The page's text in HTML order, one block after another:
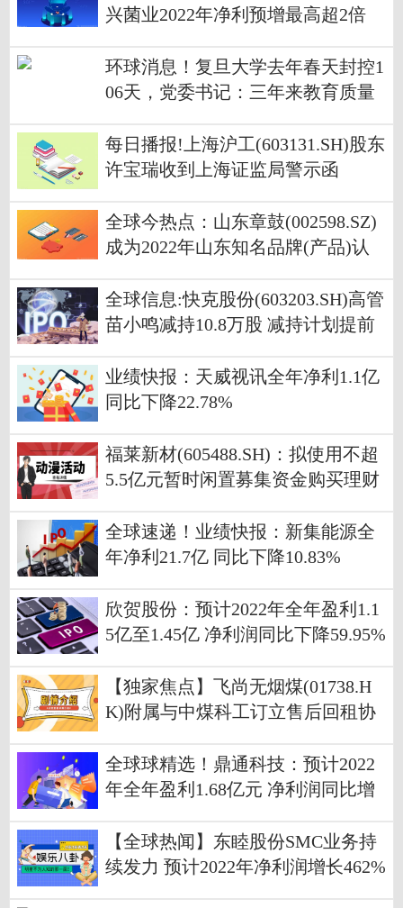
兴菌业2022年净利预增最高超2倍
环球消息！复旦大学去年春天封控1
06天，党委书记：三年来教育质量
每日播报!上海沪工(603131.SH)股东
许宝瑞收到上海证监局警示函
全球今热点：山东章鼓(002598.SZ)
成为2022年山东知名品牌(产品)认
全球信息:快克股份(603203.SH)高管
苗小鸣减持10.8万股 减持计划提前
业绩快报：天威视讯全年净利1.1亿
同比下降22.78%
福莱新材(605488.SH)：拟使用不超
5.5亿元暂时闲置募集资金购买理财
全球速递！业绩快报：新集能源全
年净利21.7亿 同比下降10.83%
欣贺股份：预计2022年全年盈利1.1
5亿至1.45亿 净利润同比下降59.95%
【独家焦点】飞尚无烟煤(01738.H
K)附属与中煤科工订立售后回租协
全球球精选！鼎通科技：预计2022
年全年盈利1.68亿元 净利润同比增
【全球热闻】东睦股份SMC业务持
续发力 预计2022年净利润增长462%